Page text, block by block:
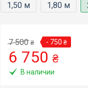
1,50 м 1,80 м
7 500 ₴ - 750 ₴
6 750 ₴
В наличии